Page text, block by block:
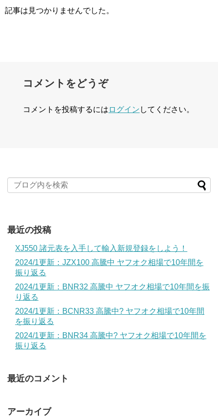
記事は見つかりませんでした。
コメントをどうぞ
コメントを投稿するには ログイン してください。
最近の投稿
XJ550 諸元表を入手して輸入新規登録をしよう！
2024/1更新：JZX100 高騰中 ヤフオク相場で10年間を
振り返る
2024/1更新：BNR32 高騰中 ヤフオク相場で10年間を振
り返る
2024/1更新：BCNR33 高騰中? ヤフオク相場で10年間
を振り返る
2024/1更新：BNR34 高騰中? ヤフオク相場で10年間を
振り返る
最近のコメント
アーカイブ